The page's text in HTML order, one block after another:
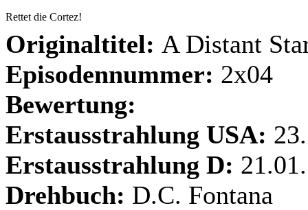
Rettet die Cortez!
Originaltitel: A Distant
Episodennummer: 2x04
Bewertung:
Erstausstrahlung USA:
Erstausstrahlung D:
Drehbuch: D.C. Fontana